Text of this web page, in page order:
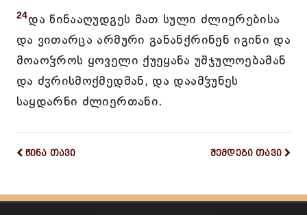
24და წინააღუდგეს მათ სული ძლიერებისა
და ვითარცა არმური განანქრინენ იგინი და
მოაოჴროს ყოველი ქუეყანა უშჯულოებამან
და ძჳრისმოქმედმან, და დაამჴუნეს
საყდარნი ძლიერთანი.
წინა თავი შემდეგი თავი